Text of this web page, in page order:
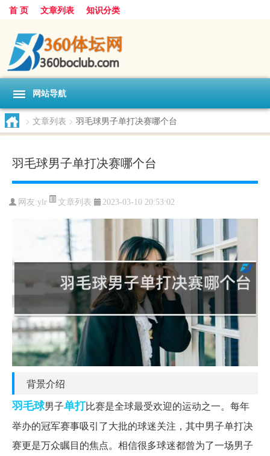
首 页 文章列表 知识分类
网站导航
> 文章列表 > 羽毛球男子单打决赛哪个台
羽毛球男子单打决赛哪个台
网友:ylr 文章列表 2023-03-10 20:53:02
背景介绍
羽毛球男子单打比赛是全球最受欢迎的运动之一。每年
举办的冠军赛事吸引了大批的球迷关注，其中男子单打决
赛更是万众瞩目的焦点。相信很多球迷都曾为了一场男子